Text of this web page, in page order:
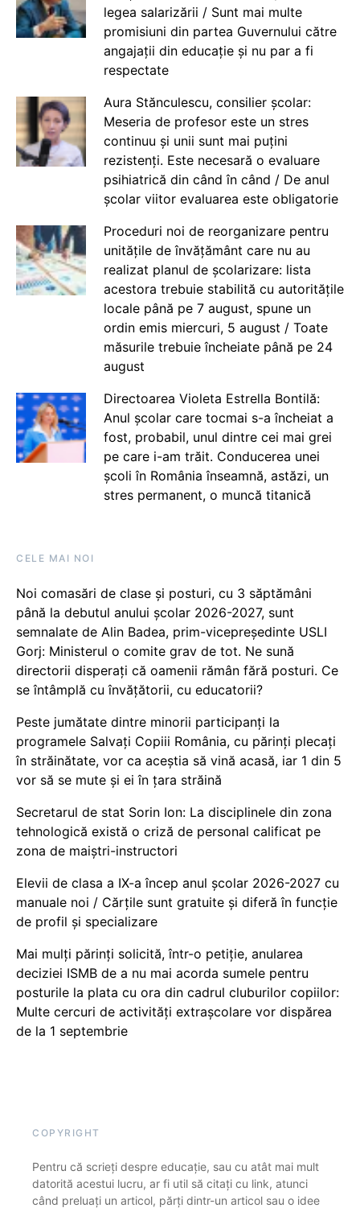
legea salarizării / Sunt mai multe
promisiuni din partea Guvernului către
angajații din educație și nu par a fi
respectate
Aura Stănculescu, consilier școlar:
Meseria de profesor este un stres
continuu și unii sunt mai puțini
rezistenți. Este necesară o evaluare
psihiatrică din când în când / De anul
școlar viitor evaluarea este obligatorie
Proceduri noi de reorganizare pentru
unitățile de învățământ care nu au
realizat planul de școlarizare: lista
acestora trebuie stabilită cu autoritățile
locale până pe 7 august, spune un
ordin emis miercuri, 5 august / Toate
măsurile trebuie încheiate până pe 24
august
Directoarea Violeta Estrella Bontilă:
Anul școlar care tocmai s-a încheiat a
fost, probabil, unul dintre cei mai grei
pe care i-am trăit. Conducerea unei
școli în România înseamnă, astăzi, un
stres permanent, o muncă titanică
CELE MAI NOI
Noi comasări de clase și posturi, cu 3 săptămâni
până la debutul anului școlar 2026-2027, sunt
semnalate de Alin Badea, prim-vicepreședinte USLI
Gorj: Ministerul o comite grav de tot. Ne sună
directorii disperați că oamenii rămân fără posturi. Ce
se întâmplă cu învățătorii, cu educatorii?
Peste jumătate dintre minorii participanți la
programele Salvați Copiii România, cu părinți plecați
în străinătate, vor ca aceștia să vină acasă, iar 1 din 5
vor să se mute și ei în țara străină
Secretarul de stat Sorin Ion: La disciplinele din zona
tehnologică există o criză de personal calificat pe
zona de maiștri-instructori
Elevii de clasa a IX-a încep anul școlar 2026-2027 cu
manuale noi / Cărțile sunt gratuite și diferă în funcție
de profil și specializare
Mai mulți părinți solicită, într-o petiție, anularea
deciziei ISMB de a nu mai acorda sumele pentru
posturile la plata cu ora din cadrul cluburilor copiilor:
Multe cercuri de activități extrașcolare vor dispărea
de la 1 septembrie
COPYRIGHT
Pentru că scrieți despre educație, sau cu atât mai mult
datorită acestui lucru, ar fi util să citați cu link, atunci
când preluați un articol, părți dintr-un articol sau o idee